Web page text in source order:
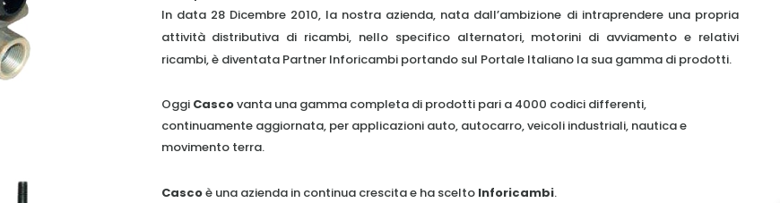
In data 28 Dicembre 2010, la nostra azienda, nata dall’ambizione di intraprendere una propria
attività distributiva di ricambi, nello specifico alternatori, motorini di avviamento e relativi
ricambi, è diventata Partner Inforicambi portando sul Portale Italiano la sua gamma di prodotti.
Oggi Cascovanta una gamma completa di prodotti pari a 4000 codici differenti,
continuamente aggiornata, per applicazioni auto, autocarro, veicoli industriali, nautica e
movimento terra.
Cascoè una azienda in continua crescita e ha scelto Inforicambi.